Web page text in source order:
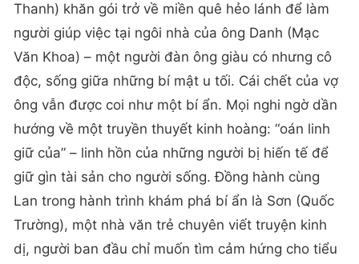
Thanh) khăn gói trở về miền quê hẻo lánh để làm
người giúp việc tại ngôi nhà của ông Danh (Mạc
Văn Khoa) – một người đàn ông giàu có nhưng cô
độc, sống giữa những bí mật u tối. Cái chết của vợ
ông vẫn được coi như một bí ẩn. Mọi nghi ngờ dần
hướng về một truyền thuyết kinh hoàng: “oán linh
giữ của” – linh hồn của những người bị hiến tế để
giữ gìn tài sản cho người sống. Đồng hành cùng
Lan trong hành trình khám phá bí ẩn là Sơn (Quốc
Trường), một nhà văn trẻ chuyên viết truyện kinh
dị, người ban đầu chỉ muốn tìm cảm hứng cho tiểu